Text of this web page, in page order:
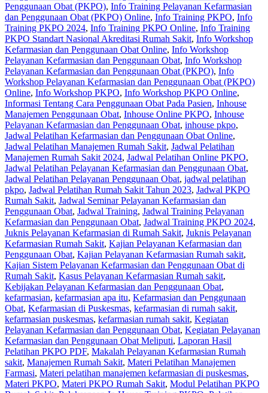
Penggunaan Obat (PKPO), Info Training Pelayanan Kefarmasian
dan Penggunaan Obat (PKPO) Online, Info Training PKPO, Info
Training PKPO 2024, Info Training PKPO Online, Info Training
PKPO Standart Nasional Akreditasi Rumah Sakit, Info Workshop
Kefarmasian dan Penggunaan Obat Online, Info Workshop
Pelayanan Kefarmasian dan Penggunaan Obat, Info Workshop
Pelayanan Kefarmasian dan Penggunaan Obat (PKPO), Info
Workshop Pelayanan Kefarmasian dan Penggunaan Obat (PKPO)
Online, Info Workshop PKPO, Info Workshop PKPO Online,
Informasi Tentang Cara Penggunaan Obat Pada Pasien, Inhouse
Manajemen Penggunaan Obat, Inhouse Online PKPO, Inhouse
Pelayanan Kefarmasian dan Penggunaan Obat, inhouse pkpo,
Jadwal Pelatihan Kefarmasian dan Penggunaan Obat Online,
Jadwal Pelatihan Manajemen Rumah Sakit, Jadwal Pelatihan
Manajemen Rumah Sakit 2024, Jadwal Pelatihan Online PKPO,
Jadwal Pelatihan Pelayanan Kefarmasian dan Penggunaan Obat,
Jadwal Pelatihan Pelayanan Penggunaan Obat, jadwal pelatihan
pkpo, Jadwal Pelatihan Rumah Sakit Tahun 2023, Jadwal PKPO
Rumah Sakit, Jadwal Seminar Pelayanan Kefarmasian dan
Penggunaan Obat, Jadwal Training, Jadwal Training Pelayanan
Kefarmasian dan Penggunaan Obat, Jadwal Training PKPO 2024,
Juknis Pelayanan Kefarmasian di Rumah Sakit, Juknis Pelayanan
Kefarmasian Rumah Sakit, Kajian Pelayanan Kefarmasian dan
Penggunaan Obat, Kajian Pelayanan Kefarmasian Rumah sakit,
Kajian Sistem Pelayanan Kefarmasian dan Penggunaan Obat di
Rumah Sakit, Kasus Pelayanan Kefarmasian Rumah sakit,
Kebijakan Pelayanan Kefarmasian dan Penggunaan Obat,
kefarmasian, kefarmasian apa itu, Kefarmasian dan Penggunaan
Obat, Kefarmasian di Puskesmas, kefarmasian di rumah sakit,
kefarmasian puskesmas, kefarmasian rumah sakit, Kegiatan
Pelayanan Kefarmasian dan Penggunaan Obat, Kegiatan Pelayanan
Kefarmasian dan Penggunaan Obat Meliputi, Laporan Hasil
Pelatihan PKPO PDF, Makalah Pelayanan Kefarmasian Rumah
sakit, Manajemen Rumah Sakit, Materi Pelatihan Manajemen
Farmasi, Materi pelatihan manajemen kefarmasian di puskesmas,
Materi PKPO, Materi PKPO Rumah Sakit, Modul Pelatihan PKPO